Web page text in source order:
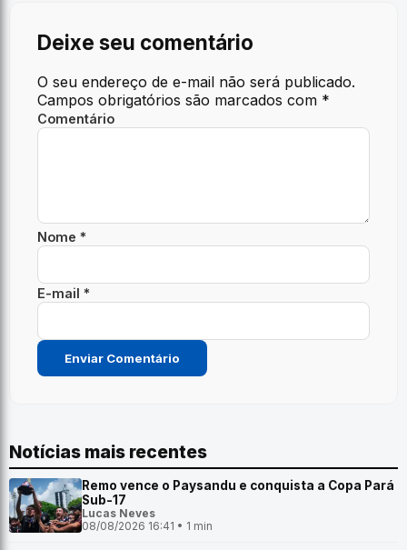
Deixe seu comentário
O seu endereço de e-mail não será publicado.
Campos obrigatórios são marcados com *
Comentário
Nome *
E-mail *
Notícias mais recentes
Remo vence o Paysandu e conquista a Copa Pará
Sub-17
Lucas Neves
08/08/2026 16:41 • 1 min